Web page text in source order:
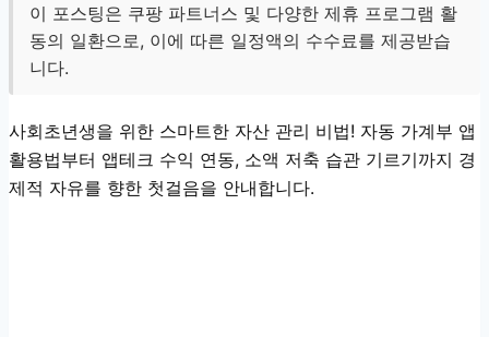
이 포스팅은 쿠팡 파트너스 및 다양한 제휴 프로그램 활
동의 일환으로, 이에 따른 일정액의 수수료를 제공받습
니다.
사회초년생을 위한 스마트한 자산 관리 비법! 자동 가계부 앱
활용법부터 앱테크 수익 연동, 소액 저축 습관 기르기까지 경
제적 자유를 향한 첫걸음을 안내합니다.